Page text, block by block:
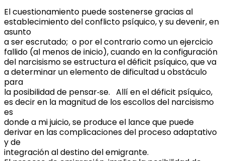
El cuestionamiento puede sostenerse gracias al
establecimiento del conflicto psíquico, y su devenir, en
asunto
a ser escrutado; o por el contrario como un ejercicio
fallido (al menos de inicio), cuando en la configuración
del narcisismo se estructura el déficit psíquico, que va
a determinar un elemento de dificultad u obstáculo
para
la posibilidad de pensar‐se. Allí en el déficit psíquico,
es decir en la magnitud de los escollos del narcisismo
es
donde a mi juicio, se produce el lance que puede
derivar en las complicaciones del proceso adaptativo
y de
integración al destino del emigrante.